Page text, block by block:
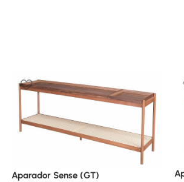
Aparador Sense (GT)